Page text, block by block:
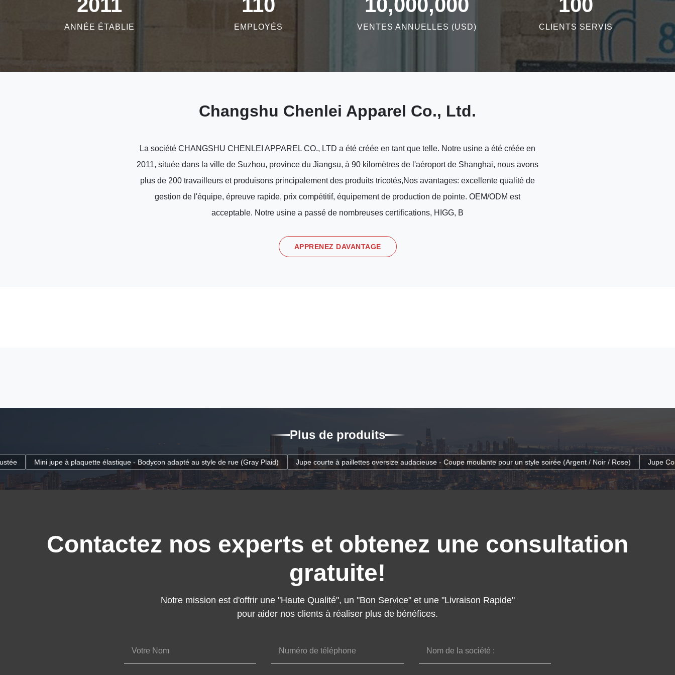
2011
ANNÉE ÉTABLIE
110
EMPLOYÉS
10,000,000
VENTES ANNUELLES (USD)
100
CLIENTS SERVIS
Changshu Chenlei Apparel Co., Ltd.
La société CHANGSHU CHENLEI APPAREL CO., LTD a été créée en tant que telle. Notre usine a été créée en
2011, située dans la ville de Suzhou, province du Jiangsu, à 90 kilomètres de l'aéroport de Shanghai, nous avons
plus de 200 travailleurs et produisons principalement des produits tricotés,Nos avantages: excellente qualité de
gestion de l'équipe, épreuve rapide, prix compétitif, équipement de production de pointe. OEM/ODM est
acceptable. Notre usine a passé de nombreuses certifications, HIGG, B
APPRENEZ DAVANTAGE
Plus de produits
élastique - Bodycon adapté au style de rue (Gray Plaid) Jupe courte à paillettes oversize audacieuse - Coupe moulante pour un style soirée (Argent / Noir / Rose) Jupe Courte Pied-de-poule
Contactez nos experts et obtenez une consultation
gratuite!
Notre mission est d'offrir une "Haute Qualité", un "Bon Service" et une "Livraison Rapide"
pour aider nos clients à réaliser plus de bénéfices.